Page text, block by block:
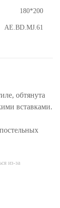
180*200
AE.BD.MJ.61
обтянута
вставками.
из-за